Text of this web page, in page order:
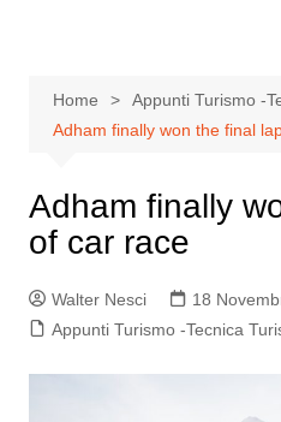
Home
Appunti Turismo -
Adham finally won the final
Adham finally
of car race
Walter Nesci 18
Appunti Turismo -Tecnica